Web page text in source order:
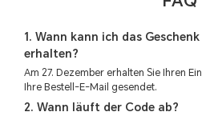
1. Wann kann ich das
erhalten?
Am 27. Dezember erhalten Sie Ihren
Ihre Bestell-E-Mail gesendet.
2. Wann läuft der Code ab?